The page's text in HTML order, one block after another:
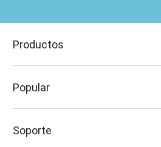
Productos
Popular
Soporte